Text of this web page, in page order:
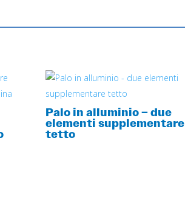
Palo in alluminio – due
elementi supplementare
tetto